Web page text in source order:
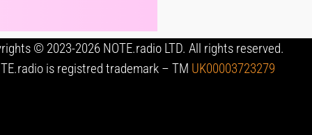
© 2023-2026 NOTE.radio LTD. All rights reserved.
is registred trademark – TM UK00003723279